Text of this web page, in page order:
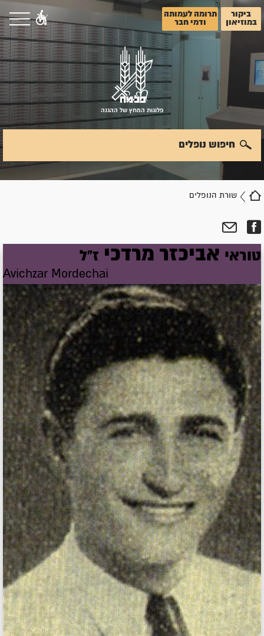
ביקור
במוזיאון
תרומה לעמותה
ודמי חבר
פלוגות המחץ של ההגנה
שורת הנופלים
חיפוש נופלים
טוראי אביכזר מרדכי ז"ל
Avichzar Mordechai